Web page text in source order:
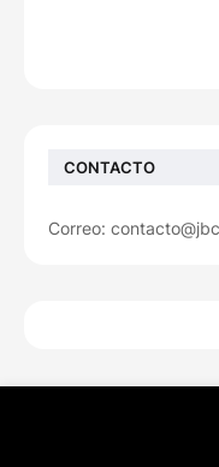
CONTACTO
Correo: